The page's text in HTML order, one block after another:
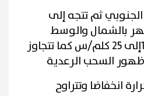
ثم تتجه إلى
بالشمال والوسط
ضعيفة فمعتدلة من 15إلى 25 كلم/س كما تتجاوز
انخفاضا وتتراوح